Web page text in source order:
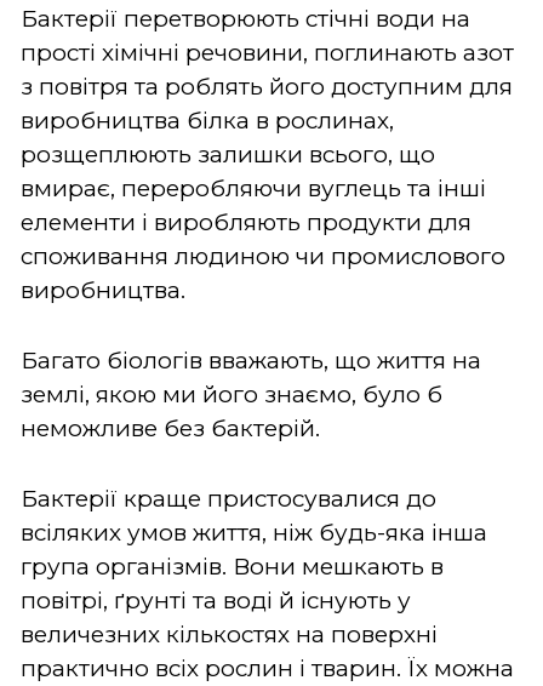
Бактерії перетворюють стічні води на
прості хімічні речовини, поглинають азот
з повітря та роблять його доступним для
виробництва білка в рослинах,
розщеплюють залишки всього, що
вмирає, переробляючи вуглець та інші
елементи і виробляють продукти для
споживання людиною чи промислового
виробництва.
Багато біологів вважають, що життя на
землі, якою ми його знаємо, було б
неможливе без бактерій.
Бактерії краще пристосувалися до
всіляких умов життя, ніж будь-яка інша
група організмів. Вони мешкають в
повітрі, ґрунті та воді й існують у
величезних кількостях на поверхні
практично всіх рослин і тварин. Їх можна